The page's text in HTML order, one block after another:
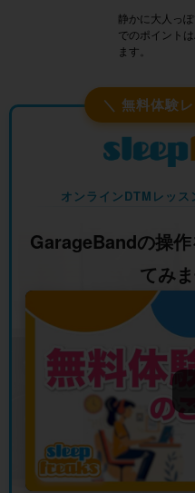
静かに大人っ
でのポイント
ます。
＼ 無料体験
オンラインDTMレッ
GarageBandの操作
てみ